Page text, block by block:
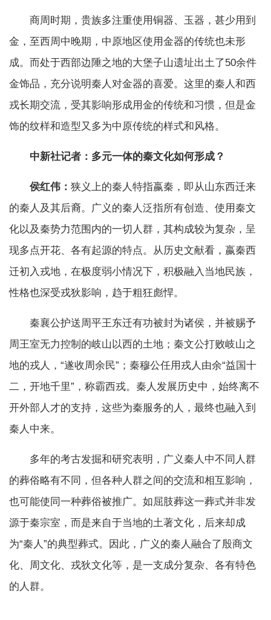
商周时期，贵族多注重使用铜器、玉器，甚少用到
金，至西周中晚期，中原地区使用金器的传统也未形
成。而处于西部边陲之地的大堡子山遗址出土了50余件
金饰品，充分说明秦人对金器的喜爱。这里的秦人和西
戎长期交流，受其影响形成用金的传统和习惯，但是金
饰的纹样和造型又多为中原传统的样式和风格。
中新社记者：多元一体的秦文化如何形成？
侯红伟： 狭义上的秦人特指嬴秦，即从山东西迁来
的秦人及其后裔。广义的秦人泛指所有创造、使用秦文
化以及秦势力范围内的一切人群，其构成较为复杂，呈
现多点开花、各有起源的特点。从历史文献看，嬴秦西
迁初入戎地，在极度弱小情况下，积极融入当地民族，
性格也深受戎狄影响，趋于粗狂彪悍。
秦襄公护送周平王东迁有功被封为诸侯，并被赐予
周王室无力控制的岐山以西的土地；秦文公打败岐山之
地的戎人，“遂收周余民”；秦穆公任用戎人由余“益国十
二，开地千里”，称霸西戎。秦人发展历史中，始终离不
开外部人才的支持，这些为秦服务的人，最终也融入到
秦人中来。
多年的考古发掘和研究表明，广义秦人中不同人群
的葬俗略有不同，但各种人群之间的交流和相互影响，
也可能使同一种葬俗被推广。如屈肢葬这一葬式并非发
源于秦宗室，而是来自于当地的土著文化，后来却成
为“秦人”的典型葬式。因此，广义的秦人融合了殷商文
化、周文化、戎狄文化等，是一支成分复杂、各有特色
的人群。